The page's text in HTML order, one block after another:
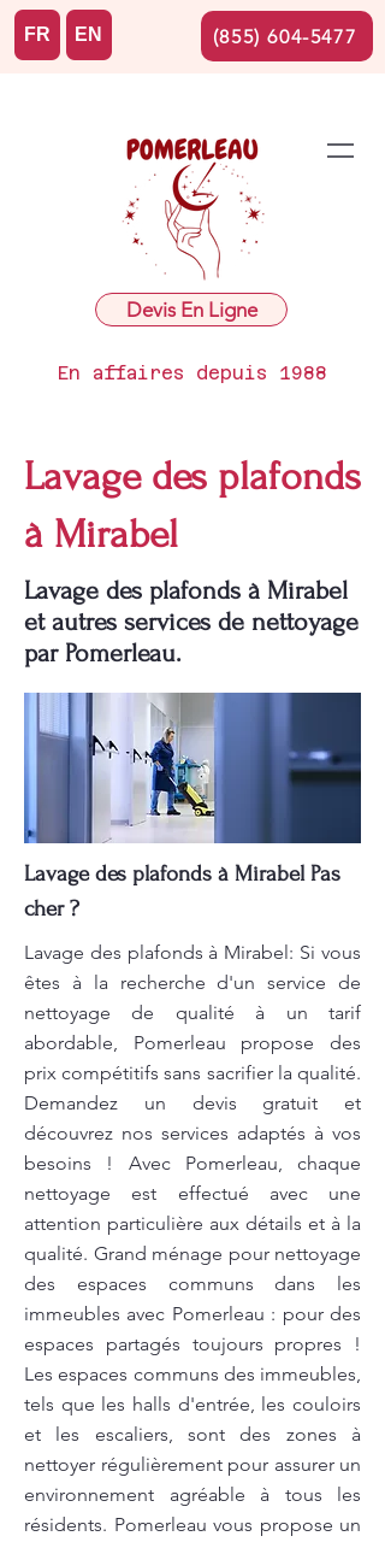
Devis En Ligne
En affaires depuis 1988
FR EN (855) 604-5477
Lavage des plafonds
à Mirabel
Lavage des plafonds à Mirabel
et autres services de nettoyage
par Pomerleau.
Lavage des plafonds à Mirabel Pas
cher ?
Lavage des plafonds à Mirabel: Si vous
êtes à la recherche d'un service de
nettoyage de qualité à un tarif
abordable, Pomerleau propose des
prix compétitifs sans sacrifier la qualité.
Demandez un devis gratuit et
découvrez nos services adaptés à vos
besoins ! Avec Pomerleau, chaque
nettoyage est effectué avec une
attention particulière aux détails et à la
qualité. Grand ménage pour nettoyage
des espaces communs dans les
immeubles avec Pomerleau : pour des
espaces partagés toujours propres !
Les espaces communs des immeubles,
tels que les halls d'entrée, les couloirs
et les escaliers, sont des zones à
nettoyer régulièrement pour assurer un
environnement agréable à tous les
résidents. Pomerleau vous propose un